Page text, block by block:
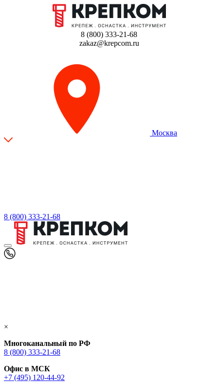
8 (800) 333-21-68
zakaz@krepcom.ru
Москва
8 (800) 333-21-68
×
Многоканальный по РФ
8 (800) 333‑21-68
Офис в МСК
+7 (495) 120-44-92